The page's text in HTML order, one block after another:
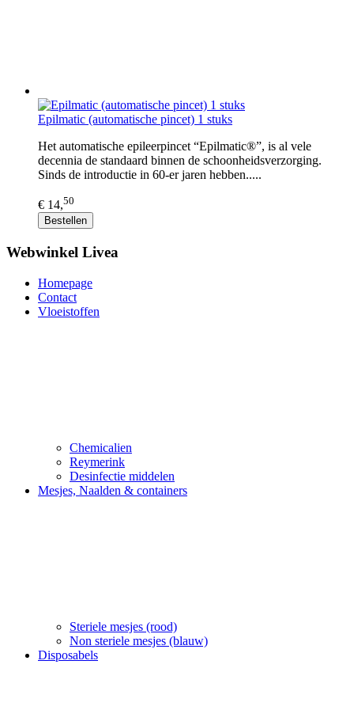
Epilmatic (automatische pincet) 1 stuks
Het automatische epileerpincet “Epilmatic®”, is al vele
decennia de standaard binnen de schoonheidsverzorging.
Sinds de introductie in 60-er jaren hebben.....
€ 14,50
Bestellen
Webwinkel Livea
Homepage
Contact
Vloeistoffen
Chemicalien
Reymerink
Desinfectie middelen
Mesjes, Naalden & containers
Steriele mesjes (rood)
Non steriele mesjes (blauw)
Disposabels